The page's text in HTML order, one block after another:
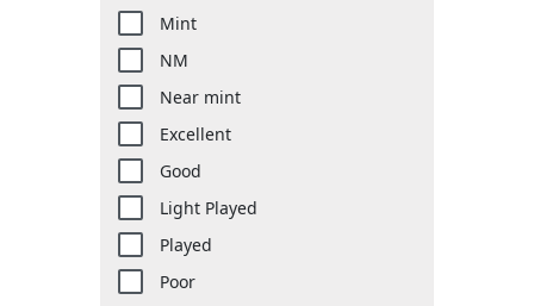
Mint
NM
Near mint
Excellent
Good
Light Played
Played
Poor